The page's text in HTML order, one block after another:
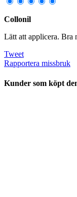
Collonil
Lätt att applicera. Bra
Tweet
Rapportera missbruk
Kunder som köpt